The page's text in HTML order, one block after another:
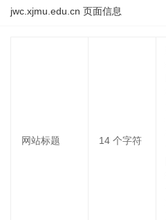
jwc.xjmu.edu.cn 页面信息
网站标题 14 个字符